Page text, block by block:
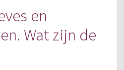
en
Wat zijn de